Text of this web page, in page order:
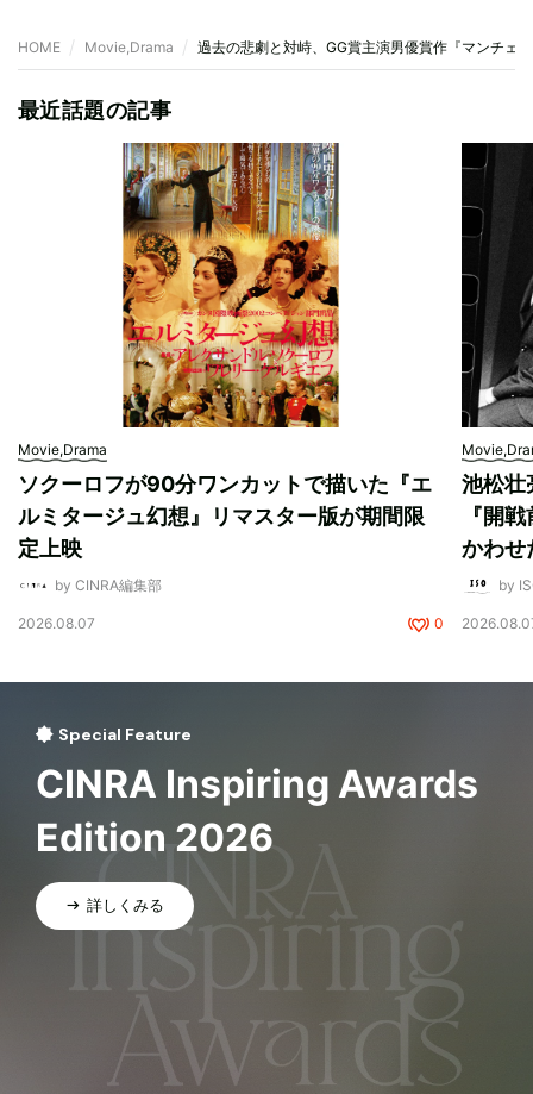
HOME Movie,Drama 過去の悲劇と対峙、GG賞主演男優賞作『マンチェ
最近話題の記事
Movie,Drama
ソクーロフが90分ワンカットで描いた『エ
ルミタージュ幻想』リマスター版が期間限
定上映
by CINRA編集部
2026.08.07 0
池松壮
『開
かわせ
by
Special Feature
CINRA Inspiring Awards
Edition 2026
詳しくみる